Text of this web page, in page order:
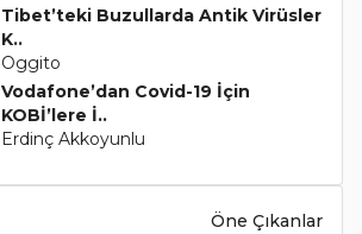
Tibet’teki Buzullarda Antik Virüsler
K..
Oggito
Vodafone’dan Covid-19 İçin
KOBİ’lere İ..
Erdinç Akkoyunlu
Öne Çıkanlar